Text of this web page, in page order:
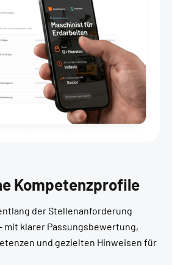
Kompetenzprofile
der Stellenanforderung
klarer Passungsbewertung,
und gezielten Hinweisen für